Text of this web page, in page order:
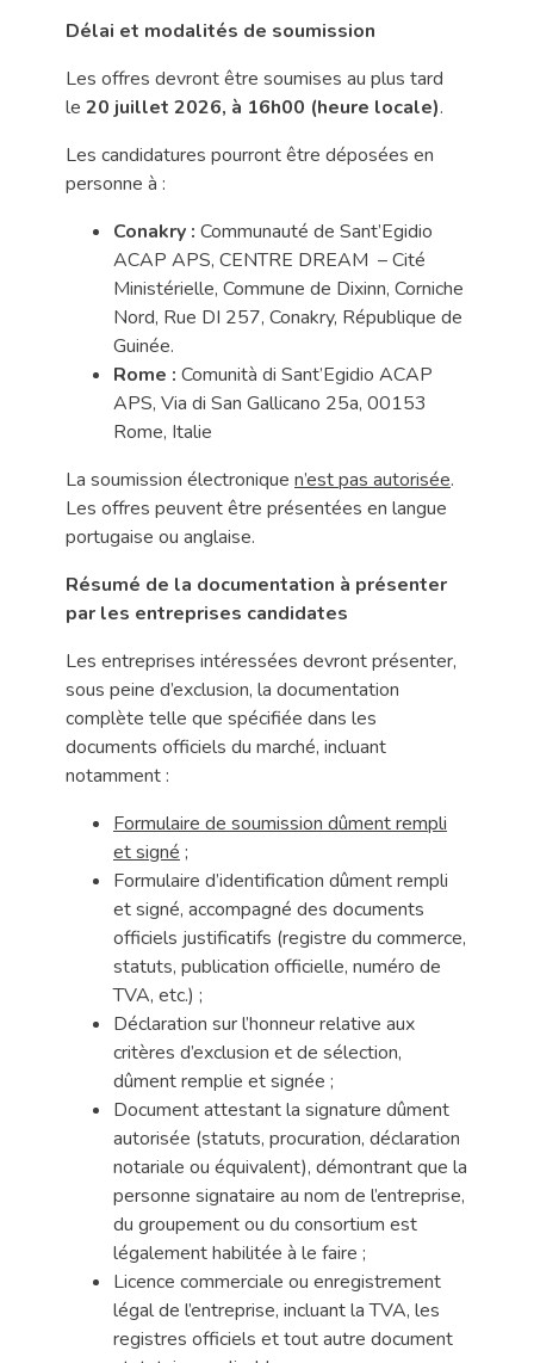
Délai et modalités de soumission
Les offres devront être soumises au plus tard
le 20 juillet 2026, à 16h00 (heure locale).
Les candidatures pourront être déposées en
personne à :
Conakry : Communauté de Sant’Egidio
ACAP APS, CENTRE DREAM – Cité
Ministérielle, Commune de Dixinn, Corniche
Nord, Rue DI 257, Conakry, République de
Guinée.
Rome : Comunità di Sant’Egidio ACAP
APS, Via di San Gallicano 25a, 00153
Rome, Italie
La soumission électronique n’est pas autorisée.
Les offres peuvent être présentées en langue
portugaise ou anglaise.
Résumé de la documentation à présenter
par les entreprises candidates
Les entreprises intéressées devront présenter,
sous peine d’exclusion, la documentation
complète telle que spécifiée dans les
documents officiels du marché, incluant
notamment :
Formulaire de soumission dûment rempli
et signé ;
Formulaire d’identification dûment rempli
et signé, accompagné des documents
officiels justificatifs (registre du commerce,
statuts, publication officielle, numéro de
TVA, etc.) ;
Déclaration sur l’honneur relative aux
critères d’exclusion et de sélection,
dûment remplie et signée ;
Document attestant la signature dûment
autorisée (statuts, procuration, déclaration
notariale ou équivalent), démontrant que la
personne signataire au nom de l’entreprise,
du groupement ou du consortium est
légalement habilitée à le faire ;
Licence commerciale ou enregistrement
légal de l’entreprise, incluant la TVA, les
registres officiels et tout autre document